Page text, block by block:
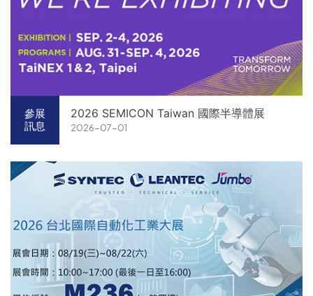
參展
訊息
2026 SEMICON Taiwan 國際半導體展
2026-07-01